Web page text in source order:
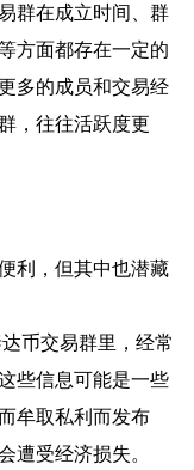
群在成立时间、群
方面都存在一定的
多的成员和交易经
，往往活跃度更
利，但其中也潜藏
币交易群里，经常
些信息可能是一些
牟取私利而发布
遭受经济损失。